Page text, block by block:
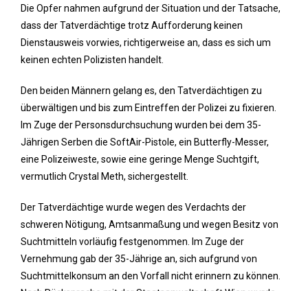
Die Opfer nahmen aufgrund der Situation und der Tatsache,
dass der Tatverdächtige trotz Aufforderung keinen
Dienstausweis vorwies, richtigerweise an, dass es sich um
keinen echten Polizisten handelt.
Den beiden Männern gelang es, den Tatverdächtigen zu
überwältigen und bis zum Eintreffen der Polizei zu fixieren.
Im Zuge der Personsdurchsuchung wurden bei dem 35-
Jährigen Serben die SoftAir-Pistole, ein Butterfly-Messer,
eine Polizeiweste, sowie eine geringe Menge Suchtgift,
vermutlich Crystal Meth, sichergestellt.
Der Tatverdächtige wurde wegen des Verdachts der
schweren Nötigung, Amtsanmaßung und wegen Besitz von
Suchtmitteln vorläufig festgenommen. Im Zuge der
Vernehmung gab der 35-Jährige an, sich aufgrund von
Suchtmittelkonsum an den Vorfall nicht erinnern zu können.